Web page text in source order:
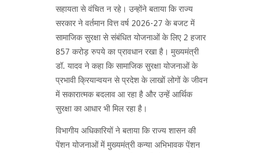
सहायता से वंचित न रहे। उन्होंने बताया कि राज्य
सरकार ने वर्तमान वित्त वर्ष 2026-27 के बजट में
सामाजिक सुरक्षा से संबंधित योजनाओं के लिए 2 हजार
857 करोड़ रुपये का प्रावधान रखा है। मुख्यमंत्री
डॉ. यादव ने कहा ‍कि सामाजिक सुरक्षा योजनाओं के
प्रभावी क्रियान्वयन से प्रदेश के लाखों लोगों के जीवन
में सकारात्मक बदलाव आ रहा है और उन्हें आर्थिक
सुरक्षा का आधार भी मिल रहा है।
विभागीय अधिकारियों ने बताया कि राज्य शासन की
पेंशन योजनाओं में मुख्यमंत्री कन्या अभिभावक पेंशन